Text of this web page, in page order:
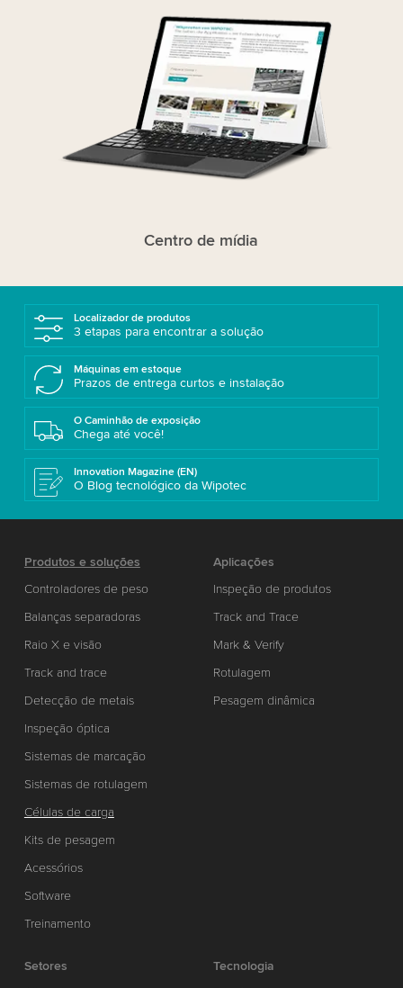
Centro de mídia
Localizador de produtos
3 etapas para encontrar a solução
Máquinas em estoque
Prazos de entrega curtos e instalação
O Caminhão de exposição
Chega até você!
Innovation Magazine (EN)
O Blog tecnológico da Wipotec
Produtos e soluções
Controladores de peso
Balanças separadoras
Raio X e visão
Track and trace
Detecção de metais
Inspeção óptica
Sistemas de marcação
Sistemas de rotulagem
Células de carga
Kits de pesagem
Acessórios
Software
Treinamento
Aplicações
Inspeção de produtos
Track and Trace
Mark & Verify
Rotulagem
Pesagem dinâmica
Setores
Tecnologia